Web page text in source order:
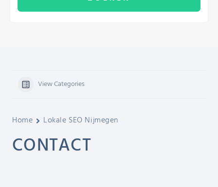
View Categories
Home Lokale SEO Nijmegen
CONTACT